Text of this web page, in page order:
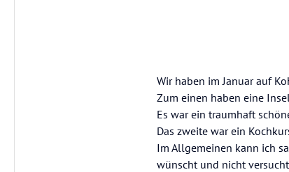
Wir haben im Januar auf
Zum einen haben eine
Es war ein traumhaft
Das zweite war ein
Im Allgemeinen kann ich
wünscht und nicht